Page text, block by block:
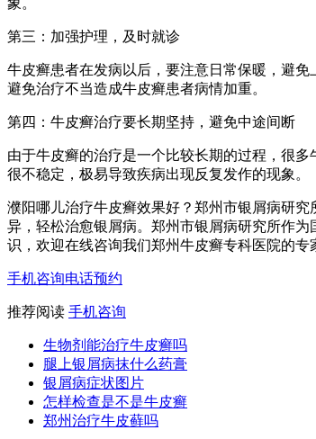
第三：加强护理，及时就诊
牛皮癣患者在发病以后，要注意日常保暖，避
避免治疗不当造成牛皮癣患者病情加重。
第四：牛皮癣治疗要长期坚持，避免中途间断
由于牛皮癣的治疗是一个比较长期的过程，很
很不稳定，极易导致疾病出现反复发作的现象。
濮阳哪儿治疗牛皮癣效果好？郑州市银屑病研
异，轻松治愈银屑病。郑州市银屑病研究所作
识，欢迎在线咨询我们郑州牛皮癣专科医院的专
手机咨询电话预约
推荐阅读 手机咨询
生物剂能治疗牛皮癣吗
腿上银屑病抹什么药膏
银屑病症状图片
怎样检查是不是牛皮癣
郑州治疗牛皮藓吗